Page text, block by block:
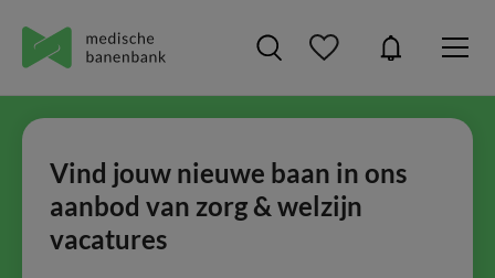
Vind jouw nieuwe baan in ons
aanbod van zorg & welzijn
vacatures